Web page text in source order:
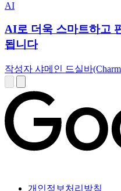
AI
AI로 더욱 스마트하고
됩니다
작성자 샤메인 드실바
개인정보처리방침